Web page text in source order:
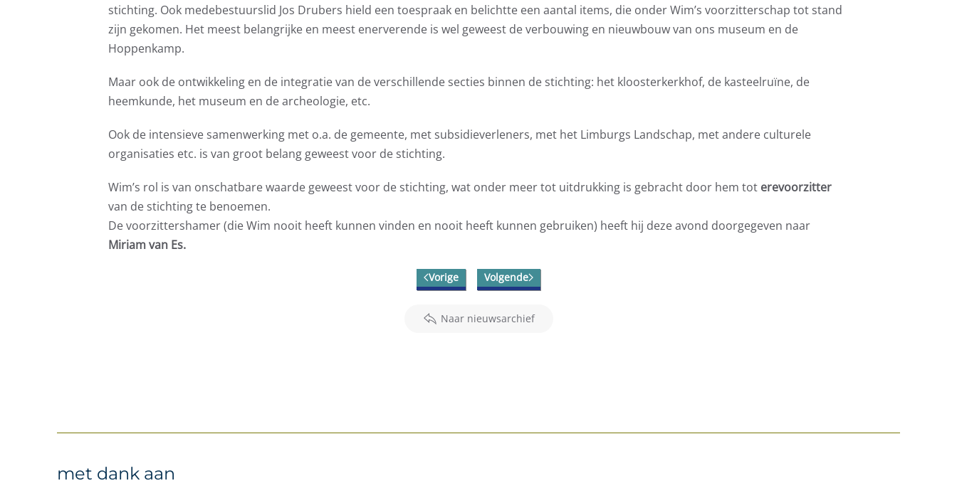
stichting. Ook medebestuurslid Jos Drubers hield een toespraak en belichtte een aantal items, die onder Wim’s voorzitterschap tot stand
zijn gekomen. Het meest belangrijke en meest enerverende is wel geweest de verbouwing en nieuwbouw van ons museum en de
Hoppenkamp.
Maar ook de ontwikkeling en de integratie van de verschillende secties binnen de stichting: het kloosterkerkhof, de kasteelruïne, de
heemkunde, het museum en de archeologie, etc.
Ook de intensieve samenwerking met o.a. de gemeente, met subsidieverleners, met het Limburgs Landschap, met andere culturele
organisaties etc. is van groot belang geweest voor de stichting.
Wim’s rol is van onschatbare waarde geweest voor de stichting, wat onder meer tot uitdrukking is gebracht door hem tot erevoorzitter
van de stichting te benoemen.
De voorzittershamer (die Wim nooit heeft kunnen vinden en nooit heeft kunnen gebruiken) heeft hij deze avond doorgegeven naar
Miriam van Es.
Vorige Volgende
Naar nieuwsarchief
met dank aan